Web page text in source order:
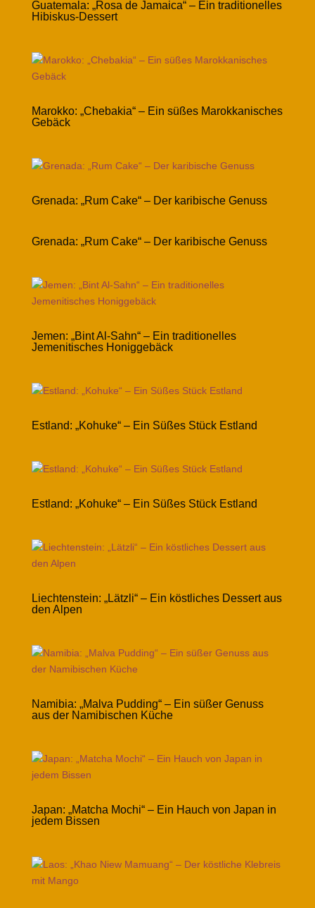
Guatemala: „Rosa de Jamaica“ – Ein traditionelles
Hibiskus-Dessert
Marokko: „Chebakia“ – Ein süßes Marokkanisches
Gebäck
Grenada: „Rum Cake“ – Der karibische Genuss
Grenada: „Rum Cake“ – Der karibische Genuss
Jemen: „Bint Al-Sahn“ – Ein traditionelles
Jemenitisches Honiggebäck
Estland: „Kohuke“ – Ein Süßes Stück Estland
Estland: „Kohuke“ – Ein Süßes Stück Estland
Liechtenstein: „Lätzli“ – Ein köstliches Dessert aus
den Alpen
Namibia: „Malva Pudding“ – Ein süßer Genuss
aus der Namibischen Küche
Japan: „Matcha Mochi“ – Ein Hauch von Japan in
jedem Bissen